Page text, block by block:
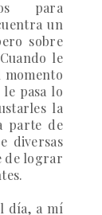
para
un
sobre
Cuando le
momento
pasa lo
la
parte de
diversas
de lograr
día, a mí